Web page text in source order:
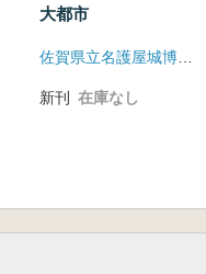
大都市
佐賀県立名護屋城博物館
新刊 在庫なし